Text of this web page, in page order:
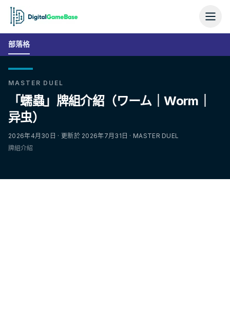
部落格
MASTER DUEL
「蠕蟲」牌組介紹（ワーム｜Worm｜
异虫）
2026年4月30日 · 更新於 2026年7月31日 · MASTER DUEL
牌組介紹